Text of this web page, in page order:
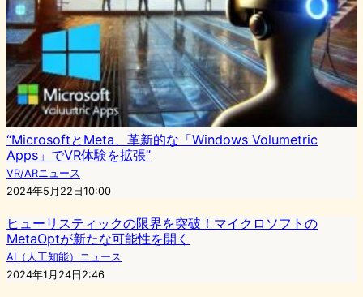
“MicrosoftとMeta、革新的な「Windows Volumetric
Apps」でVR体験を拡張”
VR/ARニュース
2024年5月22日10:00
ヒューリスティックの限界を突破！マイクロソフトの
MetaOptが新たな可能性を開く
AI（人工知能）ニュース
2024年1月24日2:46